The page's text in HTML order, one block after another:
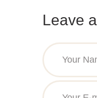
Leave